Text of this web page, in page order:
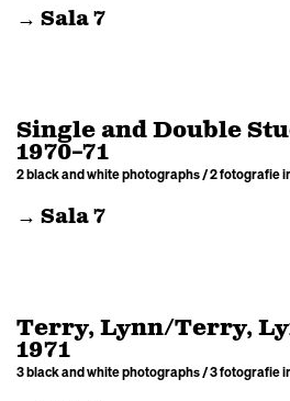
→ Sala 7
Single and Double
1970–71
2 black and white photographs / 2 fotografie
→ Sala 7
Terry, Lynn/Terry,
1971
3 black and white photographs / 3 fotografie